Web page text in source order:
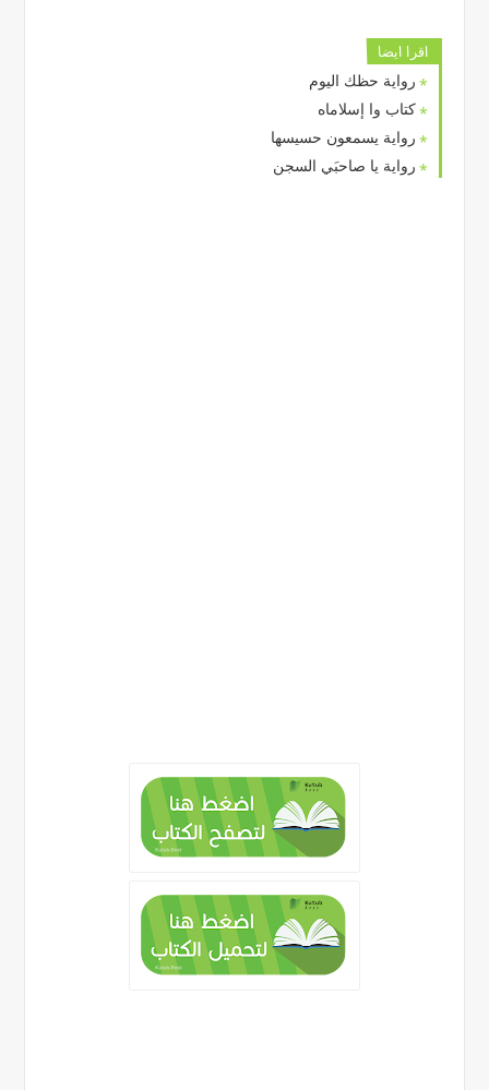
اقرا ايضا
رواية حظك اليوم
كتاب وا إسلاماه
رواية يسمعون حسيسها
رواية يا صاحبَي السجن